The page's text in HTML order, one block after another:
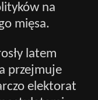
na
mięsa.
latem
przejmuje
elektorat